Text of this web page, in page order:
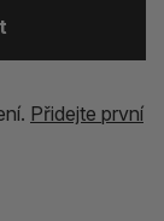
Přidejte první